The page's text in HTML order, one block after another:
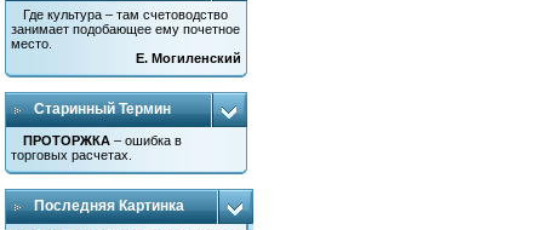
Где культура – там счетоводство
занимает подобающее ему почетное
место.
Е. Могиленский
Старинный Термин
ПРОТОРЖКА – ошибка в
торговых расчетах.
Последняя Картинка